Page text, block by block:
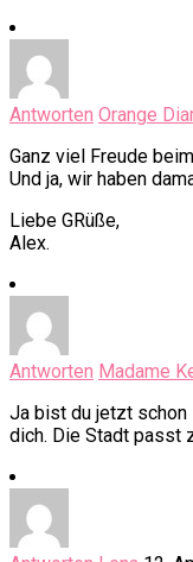
Antworten Orange
Ganz viel Freude
Und ja, wir haben
Liebe GRüße,
Alex.
Antworten Madame
Ja bist du jetzt schon
dich. Die Stadt passt